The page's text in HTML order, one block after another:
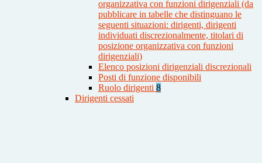
organizzativa con funzioni dirigenziali (da
pubblicare in tabelle che distinguano le
seguenti situazioni: dirigenti, dirigenti
individuati discrezionalmente, titolari di
posizione organizzativa con funzioni
dirigenziali)
Elenco posizioni dirigenziali discrezionali
Posti di funzione disponibili
Ruolo dirigenti 8
Dirigenti cessati